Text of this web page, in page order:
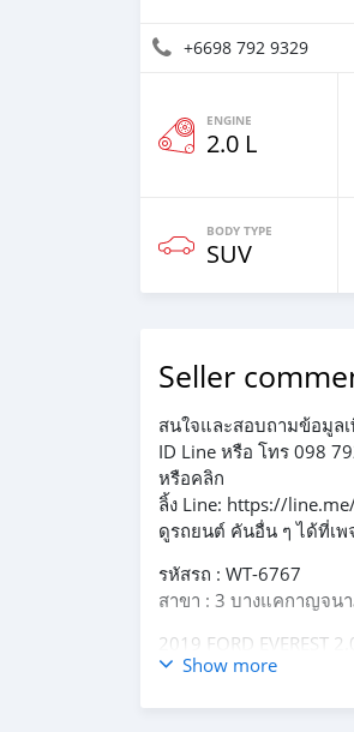
+6698 792 9329
ENGINE
2.0 L
BODY TYPE
SUV
Seller
สนใจและสอบถามข้อมูล
ID Line หรือ โทร 098
หรือคลิก
ลิ้ง Line: https://
ดูรถยนต์ คันอื่น ๆ ได้ที่เ
รหัสรถ : WT-6767
สาขา : 3 บางแคกาญจน
2019 FORD EVEREST
⭕️⭕️ ผ่อน 19,xxx / 72 ง
Show more